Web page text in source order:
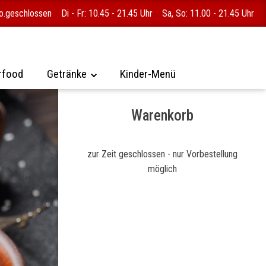
Getränke Kinder-Menü
Di - Fr: 10.45 - 21.45 Uhr Sa, So: 11.00 - 21.45 Uhr
Warenkorb
zur Zeit geschlossen - nur Vorbestellung
möglich